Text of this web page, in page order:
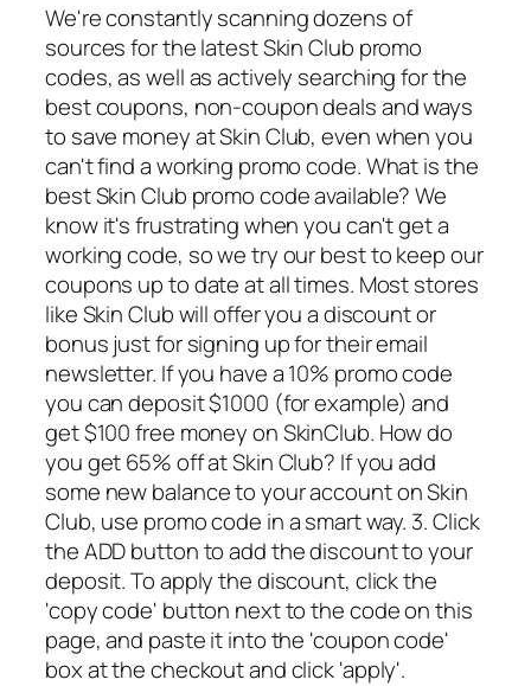
We're constantly scanning dozens of
sources for the latest Skin Club promo
codes, as well as actively searching for the
best coupons, non-coupon deals and ways
to save money at Skin Club, even when you
can't find a working promo code. What is the
best Skin Club promo code available? We
know it's frustrating when you can't get a
working code, so we try our best to keep our
coupons up to date at all times. Most stores
like Skin Club will offer you a discount or
bonus just for signing up for their email
newsletter. If you have a 10% promo code
you can deposit $1000 (for example) and
get $100 free money on SkinClub. How do
you get 65% off at Skin Club? If you add
some new balance to your account on Skin
Club, use promo code in a smart way. 3. Click
the ADD button to add the discount to your
deposit. To apply the discount, click the
'copy code' button next to the code on this
page, and paste it into the 'coupon code'
box at the checkout and click 'apply'.